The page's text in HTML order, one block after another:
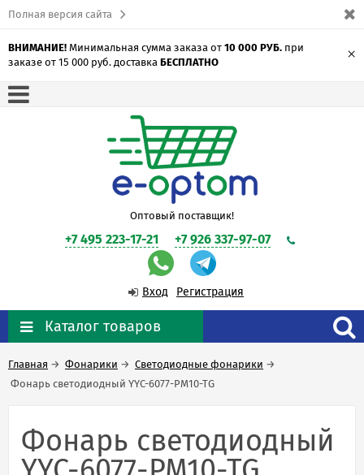
Полная версия сайта
ВНИМАНИЕ! Минимальная сумма заказа от 10 000 РУБ. при
заказе от 15 000 руб. доставка БЕСПЛАТНО ×
Оптовый поставщик!
+7 495 223-17-21 +7 926 337-97-07
Вход Регистрация
Каталог товаров
Главная → Фонарики → Светодиодные фонарики →
Фонарь светодиодный YYC-6077-PM10-TG
Фонарь светодиодный